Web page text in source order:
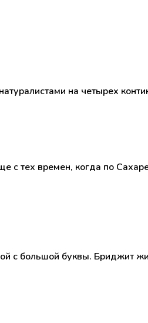
на четырех
с тех времен, когда по
с большой буквы. Бриджит